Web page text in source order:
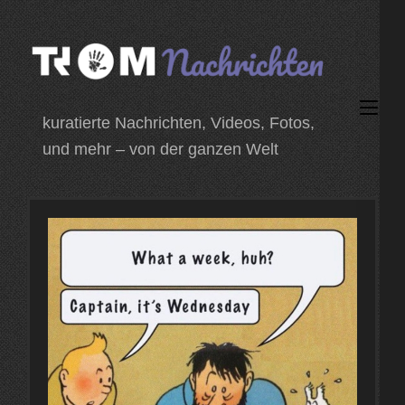
Zum
Inhalt
springen
drücken)
kuratierte Nachrichten, Videos, Fotos,
und mehr – von der ganzen Welt